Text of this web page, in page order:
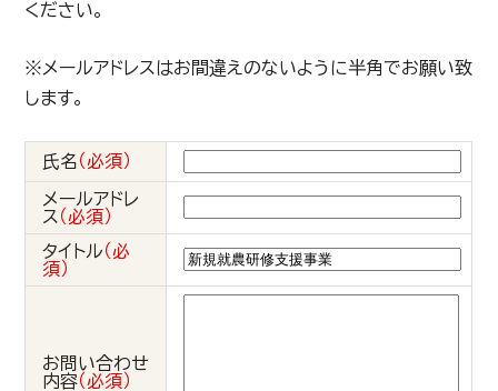
ください。
※メールアドレスはお間違えのないように半角でお願い致
します。
氏名（必須）
メールアドレ
ス （必須）
タイトル（必
須）
お問い合わせ
内容（必須）